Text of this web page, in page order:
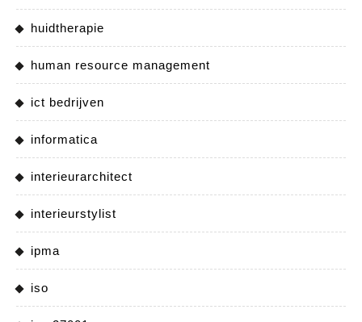
huidtherapie
human resource management
ict bedrijven
informatica
interieurarchitect
interieurstylist
ipma
iso